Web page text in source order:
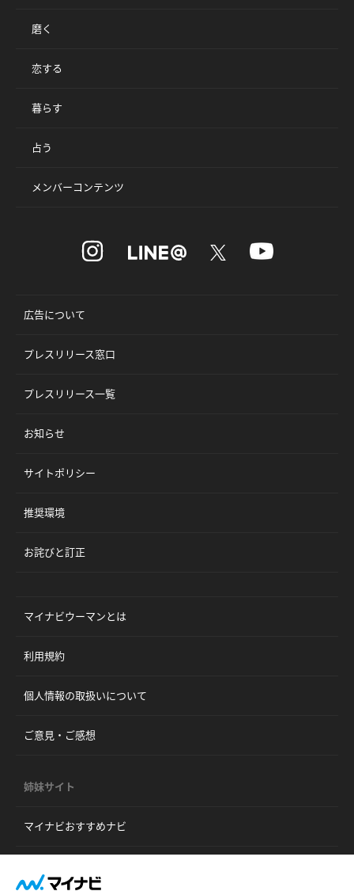
磨く
恋する
暮らす
占う
メンバーコンテンツ
広告について
プレスリリース窓口
プレスリリース一覧
お知らせ
サイトポリシー
推奨環境
お詫びと訂正
マイナビウーマンとは
利用規約
個人情報の取扱いについて
ご意見・ご感想
姉妹サイト
マイナビおすすめナビ